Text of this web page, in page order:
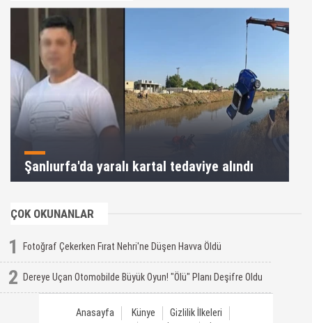
Şanlıurfa'da yaralı kartal tedaviye alındı
ÇOK OKUNANLAR
1 Fotoğraf Çekerken Fırat Nehri'ne Düşen Havva Öldü
2 Dereye Uçan Otomobilde Büyük Oyun! "Ölü" Planı Deşifre Oldu
Anasayfa Künye
Gizlilik İlkeleri